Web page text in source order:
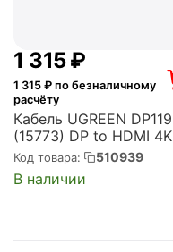
1 315₽
1 315 ₽ по безналичному
расчёту
Кабель UGREEN DP119
(15773) DP to HDMI 4K
Cable. Длина: 1м. Цвет:
черно-серебристый
(15773_)
Код товара: 510939
В наличии